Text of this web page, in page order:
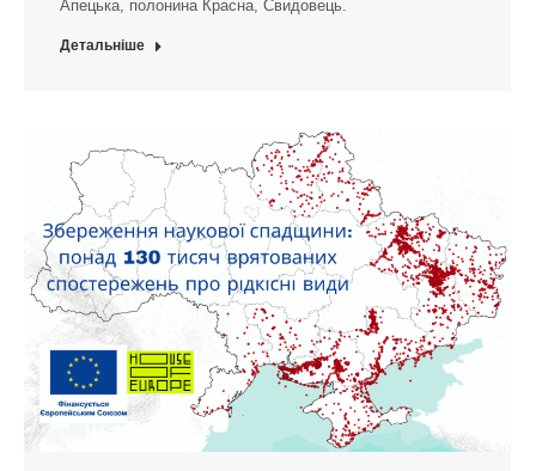
Апецька, полонина Красна, Свидовець.
Детальніше